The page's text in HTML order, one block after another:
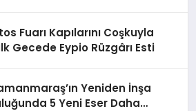
Fuarı Kapılarını Coşkuyla
Gecede Eypio Rüzgârı Esti
Yeniden İnşa
5 Yeni Eser Daha